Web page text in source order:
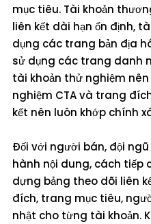
mục tiêu. Tài khoản
liên kết dài hạn ổn định,
dụng các trang bản địa
sử dụng các trang danh
tài khoản thử nghiệm
nghiệm CTA và trang
kết nên luôn khớp chính
Đối với người bán, đội
hành nội dung, cách tiếp
dựng bảng theo dõi liên
đích, trang mục tiêu,
nhật cho từng tài khoản.